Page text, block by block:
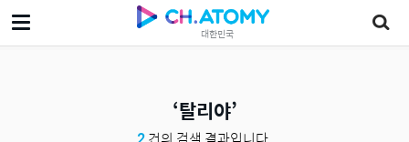
대한민국
탈리야